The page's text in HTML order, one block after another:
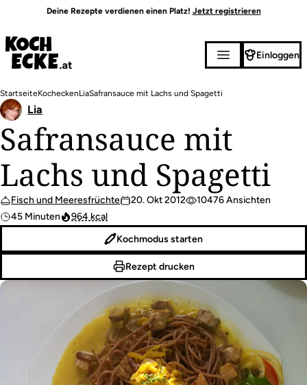
Inhalt
Deine Rezepte verdienen einen Platz! Jetzt registrieren
Einloggen
Pfadnavigation
StartseiteKocheckenLiaSafransauce mit Lachs und Spagetti
Safransauce mit
Lachs und Spagetti
Fisch und Meeresfrüchte 20. Okt 2012
10476 Ansichten
45 Minuten
964 kcal
Lia
Kochmodus starten
Rezept drucken